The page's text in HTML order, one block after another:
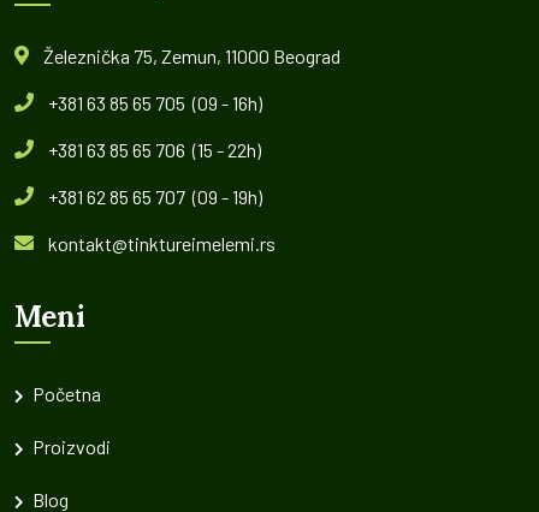
Železnička 75, Zemun, 11000 Beograd
+381 63 85 65 705 (09 - 16h)
+381 63 85 65 706 (15 - 22h)
+381 62 85 65 707 (09 - 19h)
kontakt@tinktureimelemi.rs
Meni
Početna
Proizvodi
Blog